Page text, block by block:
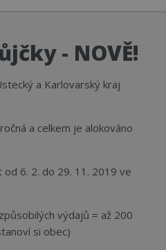
- NOVĚ!
a Karlovarský kraj
a celkem je alokováno
6. 2. do 29. 11. 2019 ve
výdajů = až 200
si obec)